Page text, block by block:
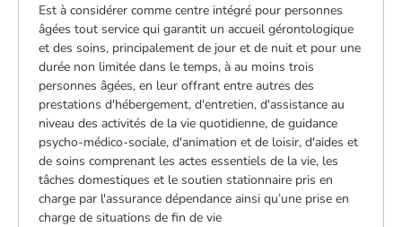
Est à considérer comme centre intégré pour personnes
âgées tout service qui garantit un accueil gérontologique
et des soins, principalement de jour et de nuit et pour une
durée non limitée dans le temps, à au moins trois
personnes âgées, en leur offrant entre autres des
prestations d'hébergement, d'entretien, d'assistance au
niveau des activités de la vie quotidienne, de guidance
psycho-médico-sociale, d'animation et de loisir, d'aides et
de soins comprenant les actes essentiels de la vie, les
tâches domestiques et le soutien stationnaire pris en
charge par l'assurance dépendance ainsi qu’une prise en
charge de situations de fin de vie